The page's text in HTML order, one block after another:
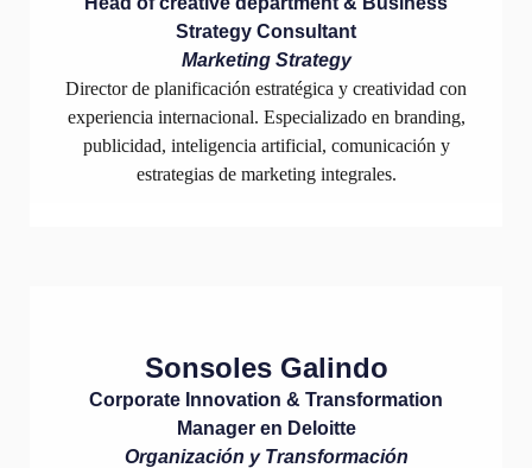
Strategy Consultant
Marketing Strategy
Director de planificación estratégica y creatividad con
experiencia internacional. Especializado en branding,
publicidad, inteligencia artificial, comunicación y
estrategias de marketing integrales.
Sonsoles Galindo
Corporate Innovation & Transformation
Manager en Deloitte
Organización y Transformación